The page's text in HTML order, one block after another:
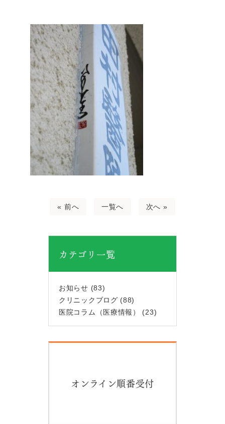
« 前へ 一覧へ 次へ »
カテゴリ一覧
お知らせ (83)
クリニックブログ (88)
医院コラム（医療情報）
(23)
オンライン順番受付